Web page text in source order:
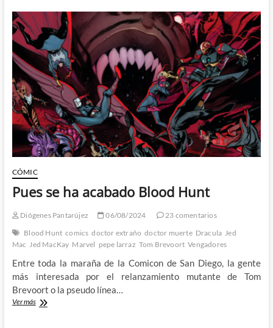
en
el
espacio
de
Pepe
Larraz
y
Joe
Kelly
CÓMIC
Pues se ha acabado Blood Hunt
Diógenes Pantarújez 06/08/2024
23 comentarios
Blood Hunt comics doctor extraño doctor muerte Dracula Jed
Mac Jed MacKay Marvel pepe larraz Tom Brevoort Vengadores
Entre toda la maraña de la Comicon de San Diego, la gente
más interesada por el relanzamiento mutante de Tom
Brevoort o la pseudo línea…
Ver másPues